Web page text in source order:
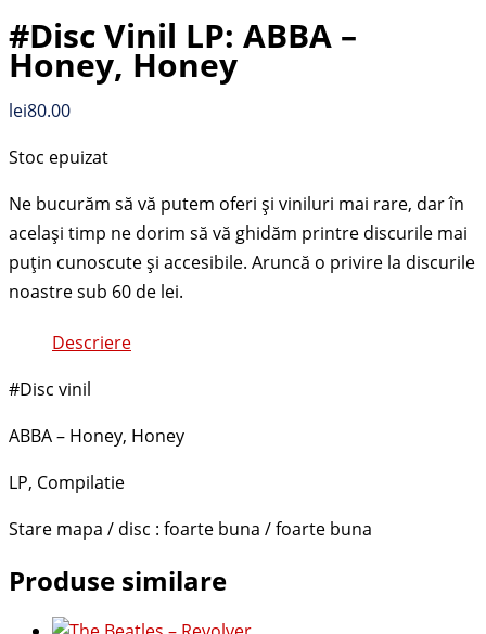
#Disc Vinil LP: ABBA –
Honey, Honey
lei80.00
Stoc epuizat
Descriere
#Disc vinil
ABBA – Honey, Honey
LP, Compilatie
Stare mapa / disc : foarte buna / foarte buna
Produse similare